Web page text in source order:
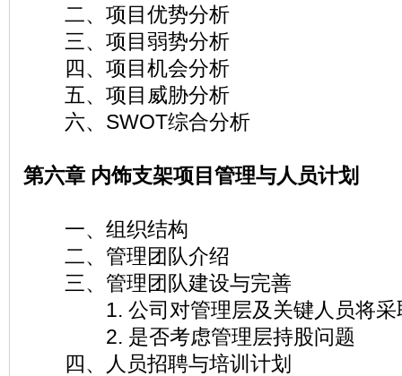
二、项目优势分析
三、项目弱势分析
四、项目机会分析
五、项目威胁分析
六、SWOT综合分析
第六章 内饰支架项目管理与人员计划
一、组织结构
二、管理团队介绍
三、管理团队建设与完善
1. 公司对管理层及关键人员将采
2. 是否考虑管理层持股问题
四、人员招聘与培训计划